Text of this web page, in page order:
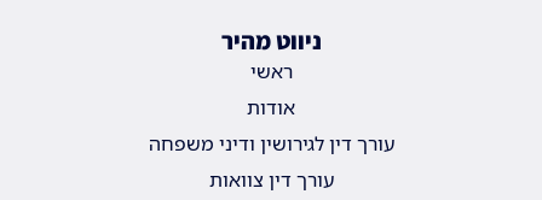
ניווט מהיר
ראשי
אודות
עורך דין לגירושין ודיני משפחה
עורך דין צוואות